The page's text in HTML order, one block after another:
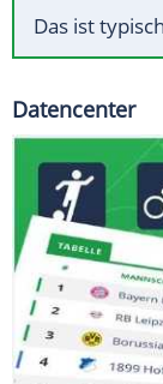
Das ist
Datencenter